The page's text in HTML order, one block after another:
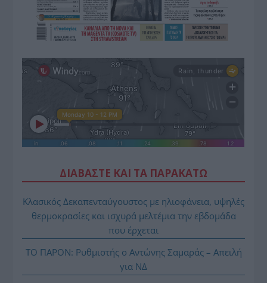
ΔΙΑΒΑΣΤΕ ΚΑΙ ΤΑ ΠΑΡΑΚΑΤΩ
Κλασικός Δεκαπενταύγουστος με ηλιοφάνεια, υψηλές
θερμοκρασίες και ισχυρά μελτέμια την εβδομάδα
που έρχεται
ΤΟ ΠΑΡΟΝ: Ρυθμιστής ο Αντώνης Σαμαράς – Απειλή
για ΝΔ